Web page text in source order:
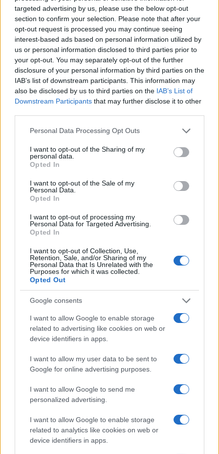
targeted advertising by us, please use the below opt-out
section to confirm your selection. Please note that after your
opt-out request is processed you may continue seeing
interest-based ads based on personal information utilized by
us or personal information disclosed to third parties prior to
your opt-out. You may separately opt-out of the further
disclosure of your personal information by third parties on the
IAB’s list of downstream participants. This information may
also be disclosed by us to third parties on the IAB’s List of
Downstream Participants that may further disclose it to other
Please note that this website/app uses one or more Google
not limited to your visit or usage behaviour. You may click to
grant or deny consent to Google and its third-party tags to
use your data for below specified purposes in below Google
consent section.
Personal Data Processing Opt Outs
I want to opt-out of the Sharing of my
personal data.
Opted In
I want to opt-out of the Sale of my
Personal Data.
Opted In
I want to opt-out of processing my
Personal Data for Targeted Advertising.
Opted In
I want to opt-out of Collection, Use,
Retention, Sale, and/or Sharing of my
Personal Data that Is Unrelated with the
Purposes for which it was collected.
Opted Out
Google consents
I want to allow Google to enable storage
related to advertising like cookies on web or
device identifiers in apps.
I want to allow my user data to be sent to
Google for online advertising purposes.
I want to allow Google to send me
personalized advertising.
I want to allow Google to enable storage
related to analytics like cookies on web or
device identifiers in apps.
αφορά το σκέλος ενεργοποίησης του 3ου πυλώνα του
ΚΕΑ, οι ελληνικές αρχές θα ορίσουν, μεταξύ άλλων, τις
συμφωνίες συνεργασίας μεταξύ των δήμων /
κοινοτήτων και των τοπικών γραφείων των δημόσιων
υπηρεσιών απασχόλησης μέχρι τον Ιούνιο του 2017. Θα
προσφερθεί σταδιακά πρόσβαση σε μέτρα
εξατομικευμένης ενεργητικής στην αγορά εργασίας, με
στόχο να καλύψει έως το Σεπτέμβριο του 2017
τουλάχιστον το 10% των δικαιούχων ΚΕΑ, που έχουν ήδη
εγγραφεί ως άνεργοι στον ΟΑΕΔ. Τα μέτρα που
περιλαμβάνει, μεταξύ άλλων, προγράμματα κατάρτισης,
απασχόλησης για επανένταξη (συμπεριλαμβανομένων
των προγραμμάτων δημόσιας εργασίας με
αναζήτηση εργασίας, καθοδήγηση, μαθητεία / πρακτική
άσκηση.
Από το Σεπτέμβριο του 2017, τα παραπάνω μέτρα θα
εφαρμοστούν πιλοτικά.
Αλλαγές στην Κοινωνική Πρόνοια